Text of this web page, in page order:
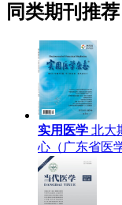
同类期刊推荐
实用医学 北大
心（广东省医